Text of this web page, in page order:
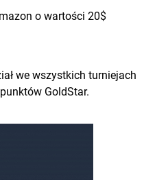
o wartości 20$
we wszystkich turniejach
GoldStar.